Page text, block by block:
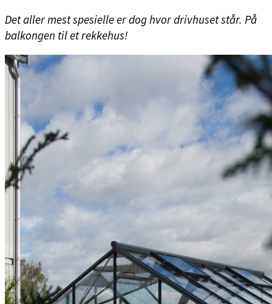
Det aller mest spesielle er dog hvor drivhuset står. På
balkongen til et rekkehus!